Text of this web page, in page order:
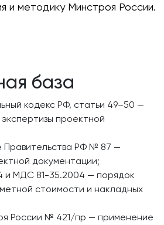
и методику Минстроя России.
база
кодекс РФ, статьи 49–50 —
проектной
Правительства РФ № 87 —
документации;
и МДС 81-35.2004 — порядок
стоимости и накладных
России № 421/пр — применение